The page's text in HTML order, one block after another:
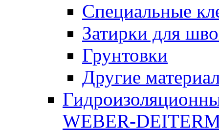
Специальные
Затирки для
Грунтовки
Другие
WEBER-